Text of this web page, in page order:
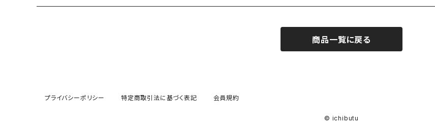
商品一覧に戻る
プライバシーポリシー 特定商取引法に基づく表記 会員規約
© ichibutu